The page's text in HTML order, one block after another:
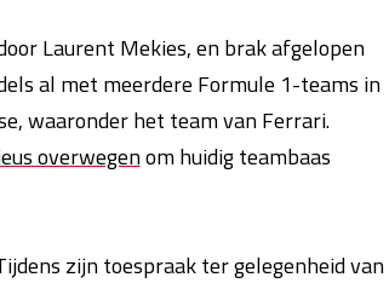
Laurent Mekies, en brak afgelopen
al met meerdere Formule 1-teams in
waaronder het team van Ferrari.
overwegenom huidig teambaas
zijn toespraak ter gelegenheid van